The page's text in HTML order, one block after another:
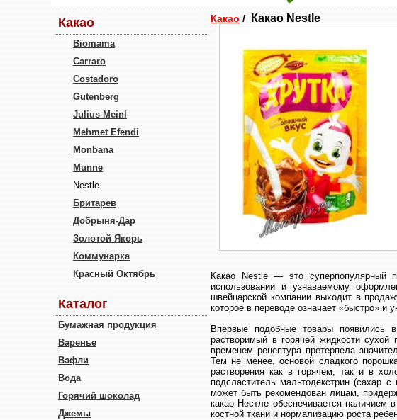
Какао
Biomama
Carraro
Costadoro
Gutenberg
Julius Meinl
Mehmet Efendi
Monbana
Munne
Nestle
Бритарев
Добрыня-Дар
Золотой Якорь
Коммунарка
Красный Октябрь
Каталог
Бумажная продукция
Варенье
Вафли
Вода
Горячий шоколад
Джемы
Какао /
Какао Nestle
Какао Nestle — это суперпопулярный
использовании и узнаваемому
швейцарской компании выходит в
которое в переводе означает «быстро» и
Впервые подобные товары появились
растворимый в горячей жидкости
временем рецептура претерпела
Тем не менее, основой сладкого
растворения как в горячем, так и в
подсластитель мальтодекстрин (сахар
может быть рекомендован лицам,
какао Нестле обеспечивается наличием
костной ткани и нормализацию роста